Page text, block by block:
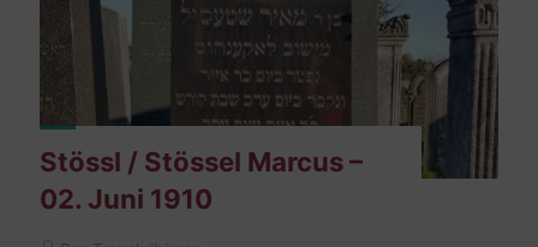
Oktober
Stössl / Stössel Marcus –
02. Juni 1910